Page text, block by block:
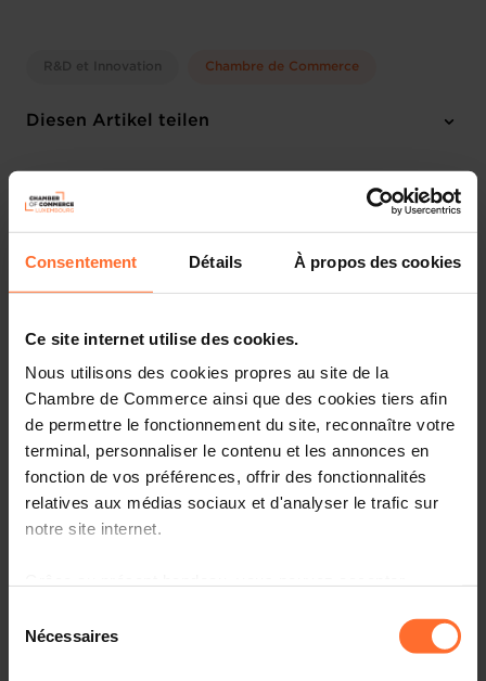
Consentement Détails À propos des cookies
Ce site internet utilise des cookies.
Nous utilisons des cookies propres au site de la
Chambre de Commerce ainsi que des cookies tiers afin
de permettre le fonctionnement du site, reconnaître votre
terminal, personnaliser le contenu et les annonces en
fonction de vos préférences, offrir des fonctionnalités
relatives aux médias sociaux et d'analyser le trafic sur
notre site internet.
à l’exception des cookies strictement nécessaires au
fonctionnement du site. Une description des différents
Nécessaires
R&D et Innovation Chambre de Commerce
Diesen Artikel teilen
mentoring prominent startups like Silicon Luxembourg.
His success is not a coincidence, it is based on the